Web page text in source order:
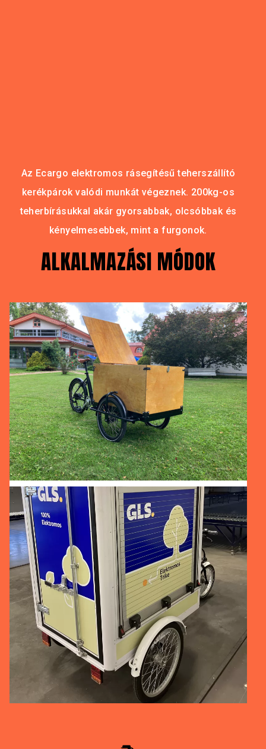
Az Ecargo elektromos rásegítésű teherszállító
kerékpárok valódi munkát végeznek. 200kg-os
teherbírásukkal akár gyorsabbak, olcsóbbak és
kényelmesebbek, mint a furgonok.
ALKALMAZÁSI MÓDOK